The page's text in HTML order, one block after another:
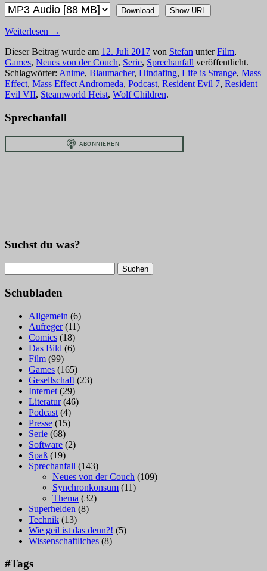
Download Show URL
Weiterlesen →
Dieser Beitrag wurde am 12. Juli 2017 von Stefan unterFilm,
Games, Neues von der Couch, Serie, Sprechanfall veröffentlicht.
Schlagwörter: Anime, Blaumacher, Hindafing, Life is Strange, Mass
Effect, Mass Effect Andromeda, Podcast, Resident Evil 7, Resident
Evil VII, Steamworld Heist, Wolf Children.
Sprechanfall
Suchst du was?
nach:
Schubladen
Allgemein (6)
Aufreger(11)
Comics (18)
Das Bild (6)
Film (99)
Games (165)
Gesellschaft (23)
Internet (29)
Literatur(46)
Podcast (4)
Presse (15)
Serie (68)
Software (2)
Spaß (19)
Sprechanfall (143)
Neues von der Couch (109)
Synchronkonsum (11)
Thema (32)
Superhelden (8)
Technik (13)
Wie geil ist das denn?! (5)
Wissenschaftliches (8)
#Tags